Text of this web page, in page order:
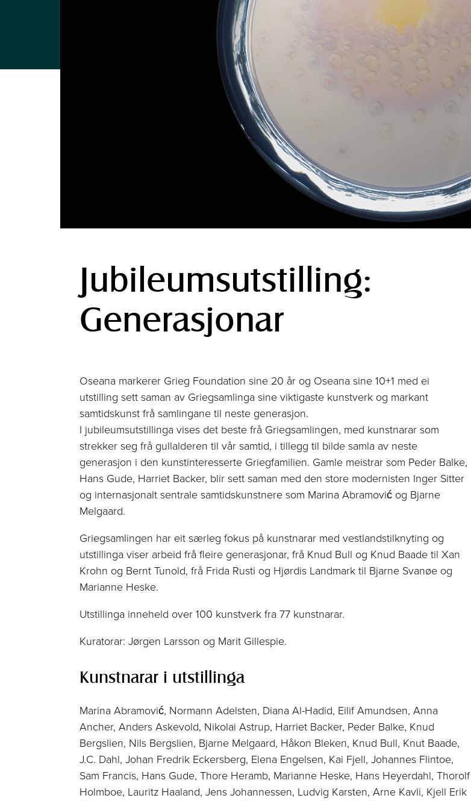
Jubileumsutstilling:
Generasjonar
Oseana markerer Grieg Foundation sine 20 år og Oseana sine 10+1 med ei
utstilling sett saman av Griegsamlinga sine viktigaste kunstverk og markant
samtidskunst frå samlingane til neste generasjon.
I jubileumsutstillinga vises det beste frå Griegsamlingen, med kunstnarar som
strekker seg frå gullalderen til vår samtid, i tillegg til bilde samla av neste
generasjon i den kunstinteresserte Griegfamilien. Gamle meistrar som Peder Balke,
Hans Gude, Harriet Backer, blir sett saman med den store modernisten Inger Sitter
og internasjonalt sentrale samtidskunstnere som Marina Abramović og Bjarne
Melgaard.
Griegsamlingen har eit særleg fokus på kunstnarar med vestlandstilknyting og
utstillinga viser arbeid frå fleire generasjonar, frå Knud Bull og Knud Baade til Xan
Krohn og Bernt Tunold, frå Frida Rusti og Hjørdis Landmark til Bjarne Svanøe og
Marianne Heske.
Utstillinga inneheld over 100 kunstverk fra 77 kunstnarar.
Kuratorar: Jørgen Larsson og Marit Gillespie.
Kunstnarar i utstillinga
Marina Abramović, Normann Adelsten, Diana Al-Hadid, Eilif Amundsen, Anna
Ancher, Anders Askevold, Nikolai Astrup, Harriet Backer, Peder Balke, Knud
Bergslien, Nils Bergslien, Bjarne Melgaard, Håkon Bleken, Knud Bull, Knut Baade,
J.C. Dahl, Johan Fredrik Eckersberg, Elena Engelsen, Kai Fjell, Johannes Flintoe,
Sam Francis, Hans Gude, Thore Heramb, Marianne Heske, Hans Heyerdahl, Thorolf
Holmboe, Lauritz Haaland, Jens Johannessen, Ludvig Karsten, Arne Kavli, Kjell Erik